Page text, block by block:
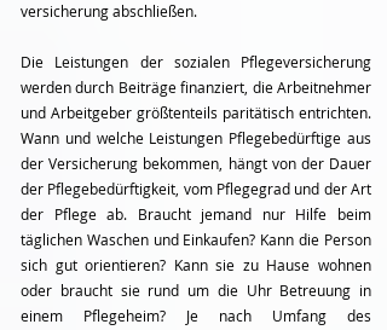
versicherung abschließen.
Die Leistungen der sozialen Pflegeversicherung
werden durch Beiträge finanziert, die Arbeitnehmer
und Arbeitgeber größtenteils paritätisch entrichten.
Wann und welche Leistungen Pflegebedürftige aus
der Versicherung bekommen, hängt von der Dauer
der Pflegebedürftigkeit, vom Pflegegrad und der Art
der Pflege ab. Braucht jemand nur Hilfe beim
täglichen Waschen und Einkaufen? Kann die Person
sich gut orientieren? Kann sie zu Hause wohnen
oder braucht sie rund um die Uhr Betreuung in
einem Pflegeheim? Je nach Umfang des